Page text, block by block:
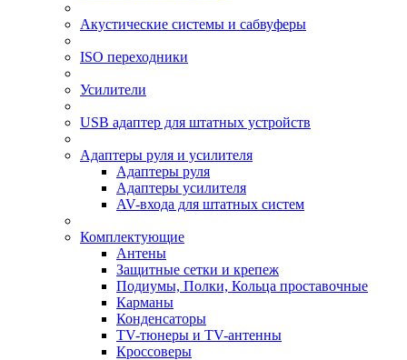
Акустические системы и сабвуферы
ISO переходники
Усилители
USB адаптер для штатных устройств
Адаптеры руля и усилителя
Адаптеры руля
Адаптеры усилителя
AV-входа для штатных систем
Комплектующие
Антены
Защитные сетки и крепеж
Подиумы, Полки, Кольца проставочные
Карманы
Конденсаторы
TV-тюнеры и TV-антенны
Кроссоверы